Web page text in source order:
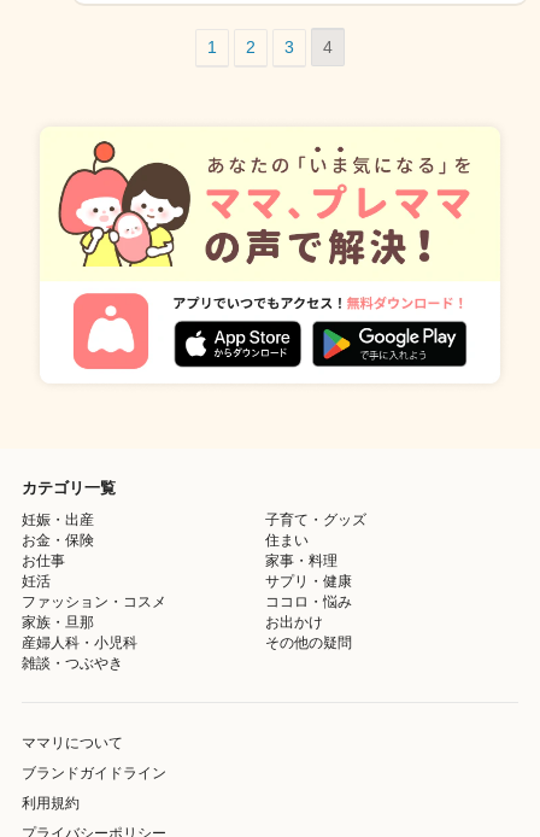
1 2 3 4
カテゴリ一覧
妊娠・出産
子育て・グッズ
お金・保険
住まい
お仕事
家事・料理
妊活
サプリ・健康
ファッション・コスメ
ココロ・悩み
家族・旦那
お出かけ
産婦人科・小児科
その他の疑問
雑談・つぶやき
ママリについて
ブランドガイドライン
利用規約
プライバシーポリシー